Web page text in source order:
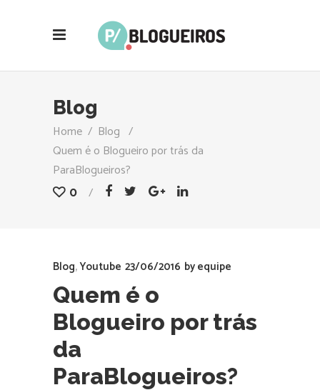
Blog
Home / Blog /
Quem é o Blogueiro por trás da
ParaBlogueiros?
0
Blog,Youtube 23/06/2016 byequipe
Quem é o
Blogueiro por trás
da
ParaBlogueiros?